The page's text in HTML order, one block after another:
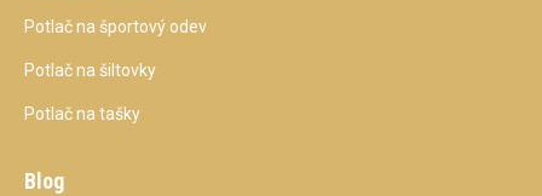
Potlač na športový odev
Potlač na šiltovky
Potlač na tašky
Blog